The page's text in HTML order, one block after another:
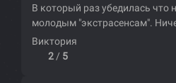
В который раз убедилась что
молодым "экстрасенсам".
Виктория
2 / 5